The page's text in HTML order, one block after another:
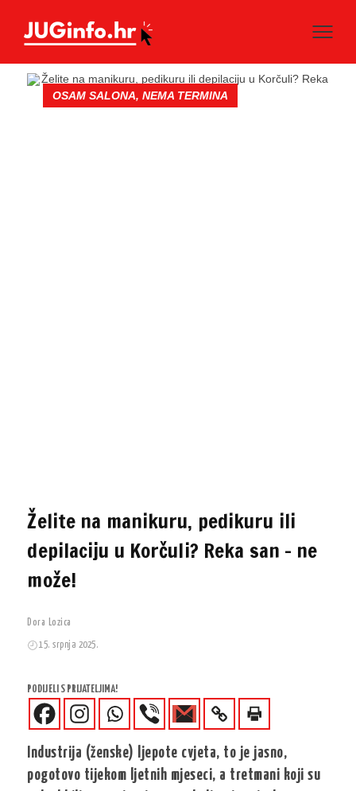
OSAM SALONA, NEMA TERMINA
Želite na manikuru, pedikuru ili
depilaciju u Korčuli? Reka san – ne
može!
Dora Lozica
15. srpnja 2025.
PODIJELI S PRIJATELJIMA!
Industrija (ženske) ljepote cvjeta, to je jasno,
pogotovo tijekom ljetnih mjeseci, a tretmani koji su